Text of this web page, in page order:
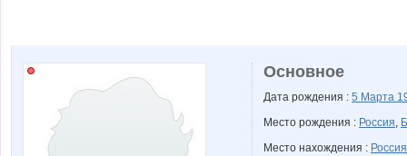
Основное
Дата рождения : 5 Марта
Место рождения : Россия,
Место нахождения : Россия